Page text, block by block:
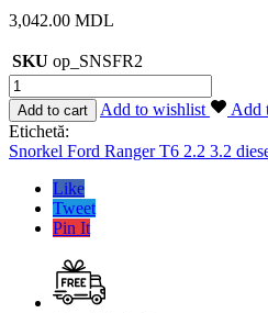
3,042.00 MDL
SKU op_SNSFR2
Cantitate
Snorkel
Ford
Ranger
T6
Add to cart Add to wishlist
Add
Etichetă:
Snorkel Ford Ranger T6 2.2 3.2
Like
Tweet
Pin It